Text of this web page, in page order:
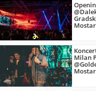
Mostar
Milan
Mostar